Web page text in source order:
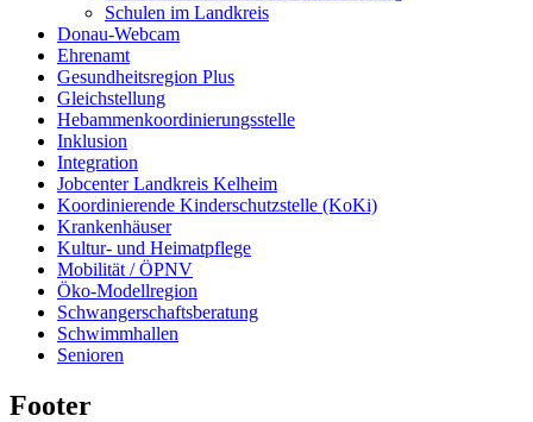
Schulen im Landkreis
Donau-Webcam
Ehrenamt
Gesundheitsregion Plus
Gleichstellung
Hebammenkoordinierungsstelle
Inklusion
Integration
Jobcenter Landkreis Kelheim
Koordinierende Kinderschutzstelle (KoKi)
Krankenhäuser
Kultur- und Heimatpflege
Mobilität / ÖPNV
Öko-Modellregion
Schwangerschaftsberatung
Schwimmhallen
Senioren
Footer